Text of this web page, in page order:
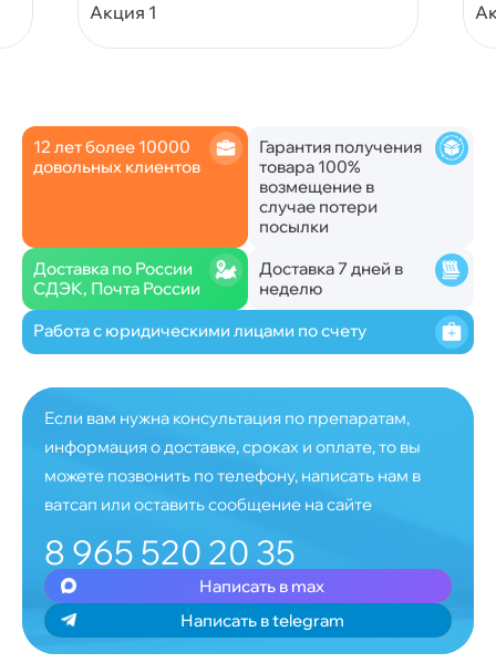
Акция 1
12 лет более 10000
довольных клиентов
Гарантия получения
товара 100%
возмещение в
случае потери
посылки
Доставка по России
СДЭК, Почта России
Доставка 7 дней в
неделю
Работа с юридическими лицами по счету
Если вам нужна консультация по препаратам,
информация о доставке, сроках и оплате, то вы
можете позвонить по телефону, написать нам в
ватсап или оставить сообщение на сайте
8 965 520 20 35
Написать в max
Написать в telegram